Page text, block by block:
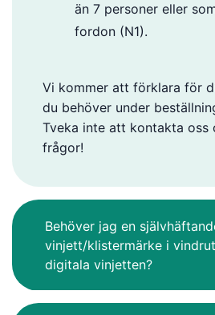
än 7 personer eller
fordon (N1).
Vi kommer att förklara för
du behöver under
Tveka inte att kontakta oss
frågor!
Behöver jag en
vinjett/klistermärke i
digitala vinjetten?